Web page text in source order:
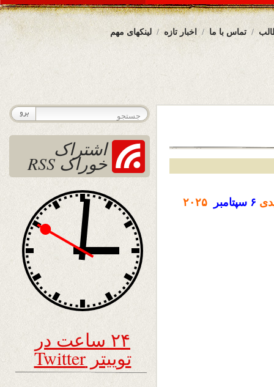
لینکهای مهم اخبار تازه تماس با ما
۶ سپتامبر ۲۰۲۵
اشتراک
خوراک RSS
۲۴ ساعت در
توییتر Twitter